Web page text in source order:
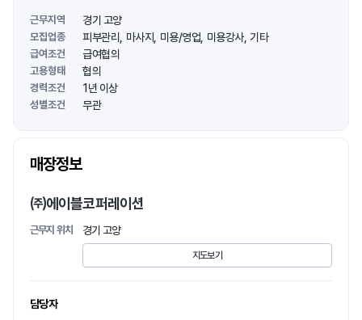
근무지역 경기 고양
모집업종 피부관리 마사지 미용/영업 미용강사 기타
급여조건 급여협의
고용형태 협의
경력조건 1년 이상
성별조건 무관
매장정보
㈜에이블코퍼레이션
근무지 위치 경기 고양
지도보기
담당자